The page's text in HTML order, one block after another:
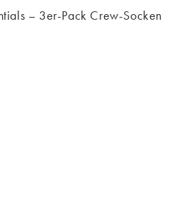
– 3er-Pack Crew-Socken